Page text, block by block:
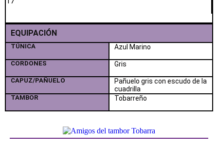
EQUIPACIÓN
TÚNICA Azul Marino
CORDONES Gris
CAPUZ/PAÑUELO
Pañuelo gris con escudo de la
cuadrilla
TAMBOR Tobarreño